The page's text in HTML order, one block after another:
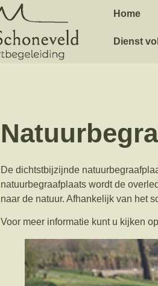
Home
Dienst
De dichtstbijzijnde
natuurbegraafplaats wordt de
naar de natuur. Afhankelijk van het
Voor meer informatie kunt u kijken